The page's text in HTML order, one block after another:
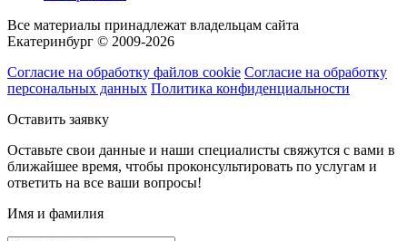
Все материалы принадлежат владельцам сайта
Екатеринбург © 2009-2026
Согласие на обработку файлов cookie Согласие на обработку
персональных данных Политика конфиденциальности
Оставить заявку
Оставьте свои данные и наши специалисты свяжутся с вами в
ближайшее время, чтобы проконсультировать по услугам и
ответить на все ваши вопросы!
Имя и фамилия